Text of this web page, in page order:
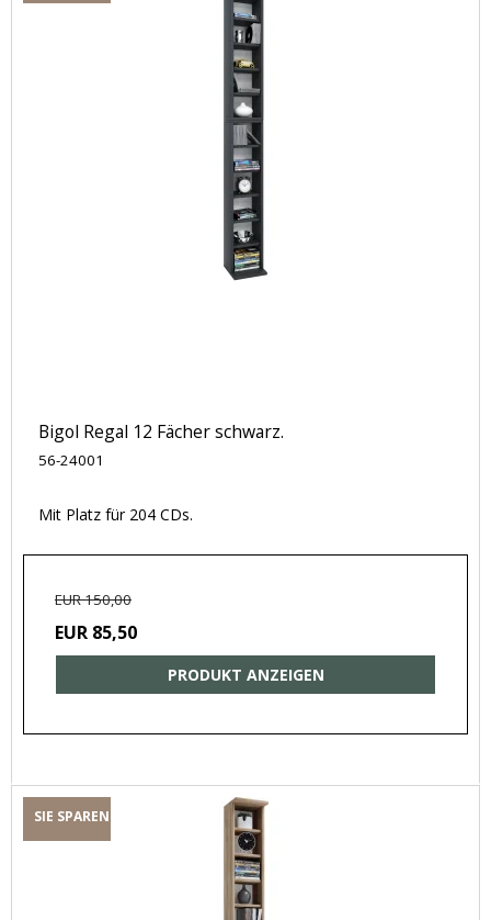
Bigol Regal 12 Fächer schwarz.
56-24001
Mit Platz für 204 CDs.
EUR 150,00
EUR 85,50
PRODUKT ANZEIGEN
SIE SPAREN